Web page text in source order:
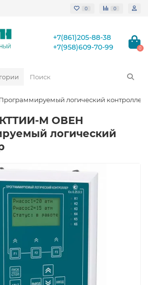
0 0
+7(861)205-88-38
+7(958)609-70-99
0
логический контроллер
М ОВЕН
логический